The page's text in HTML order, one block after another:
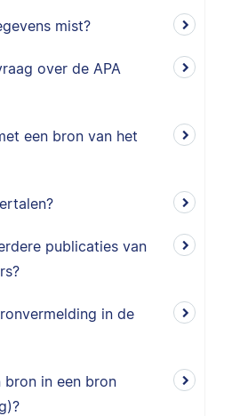
mist?
over de APA
een bron van het
publicaties van
in de
bron in een bron